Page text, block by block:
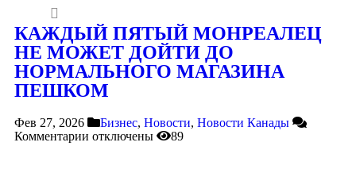
КАЖДЫЙ ПЯТЫЙ МОНРЕАЛЕЦ
НЕ МОЖЕТ ДОЙТИ ДО
НОРМАЛЬНОГО МАГАЗИНА
ПЕШКОМ
Фев 27, 2026 Бизнес, Новости, Новости Канады
Комментарии отключены 89